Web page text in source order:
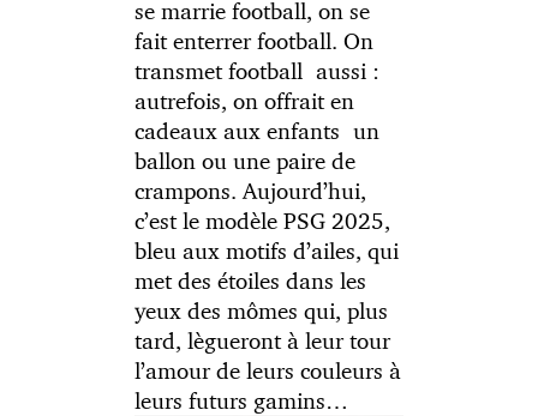
se marrie football, on se
fait enterrer football. On
transmet football aussi :
autrefois, on offrait en
cadeaux aux enfants un
ballon ou une paire de
crampons. Aujourd’hui,
c’est le modèle PSG 2025,
bleu aux motifs d’ailes, qui
met des étoiles dans les
yeux des mômes qui, plus
tard, lègueront à leur tour
l’amour de leurs couleurs à
leurs futurs gamins…